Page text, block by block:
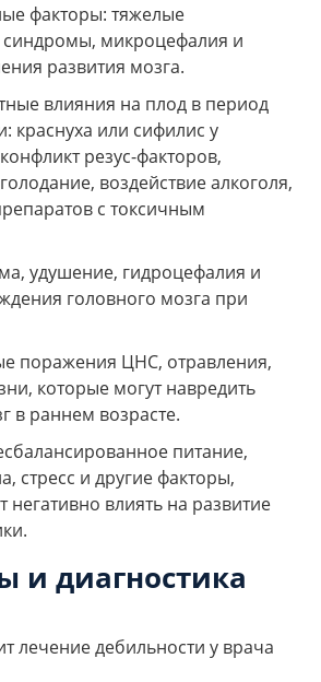
факторы: тяжелые
синдромы, микроцефалия и
развития мозга.
влияния на плод в период
краснуха или сифилис у
резус-факторов,
воздействие алкоголя,
с токсичным
удушение, гидроцефалия и
головного мозга при
поражения ЦНС, отравления,
которые могут навредить
в раннем возрасте.
питание,
стресс и другие факторы,
негативно влиять на развитие
и диагностика